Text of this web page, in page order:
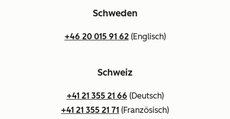
Schweden
+46 20 015 91 62(Englisch)
Schweiz
+41 21 355 21 66 (Deutsch)
+41 21 355 21 71 (Französisch)